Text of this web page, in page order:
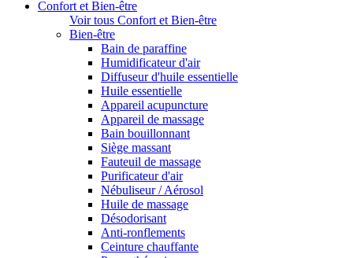
Confort et Bien-être
Voir tous Confort et Bien-être
Bien-être
Bain de paraffine
Humidificateur d'air
Diffuseur d'huile essentielle
Huile essentielle
Appareil acupuncture
Appareil de massage
Bain bouillonnant
Siège massant
Fauteuil de massage
Purificateur d'air
Nébuliseur / Aérosol
Huile de massage
Désodorisant
Anti-ronflements
Ceinture chauffante